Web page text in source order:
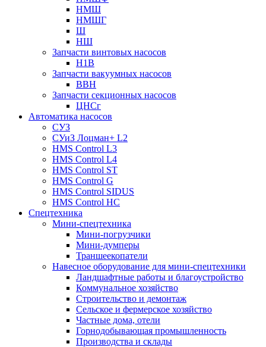
НМШ
НМШГ
Ш
НШ
Запчасти винтовых насосов
Н1В
Запчасти вакуумных насосов
ВВН
Запчасти секционных насосов
ЦНСг
Автоматика насосов
СУЗ
СУиЗ Лоцман+ L2
HMS Control L3
HMS Control L4
HMS Control ST
HMS Control G
HMS Control SIDUS
HMS Control HC
Спецтехника
Мини-спецтехника
Мини-погрузчики
Мини-думперы
Траншеекопатели
Навесное оборудование для мини-спецтехники
Ландшафтные работы и благоустройство
Коммунальное хозяйство
Строительство и демонтаж
Сельское и фермерское хозяйство
Частные дома, отели
Горнодобывающая промышленность
Производства и склады